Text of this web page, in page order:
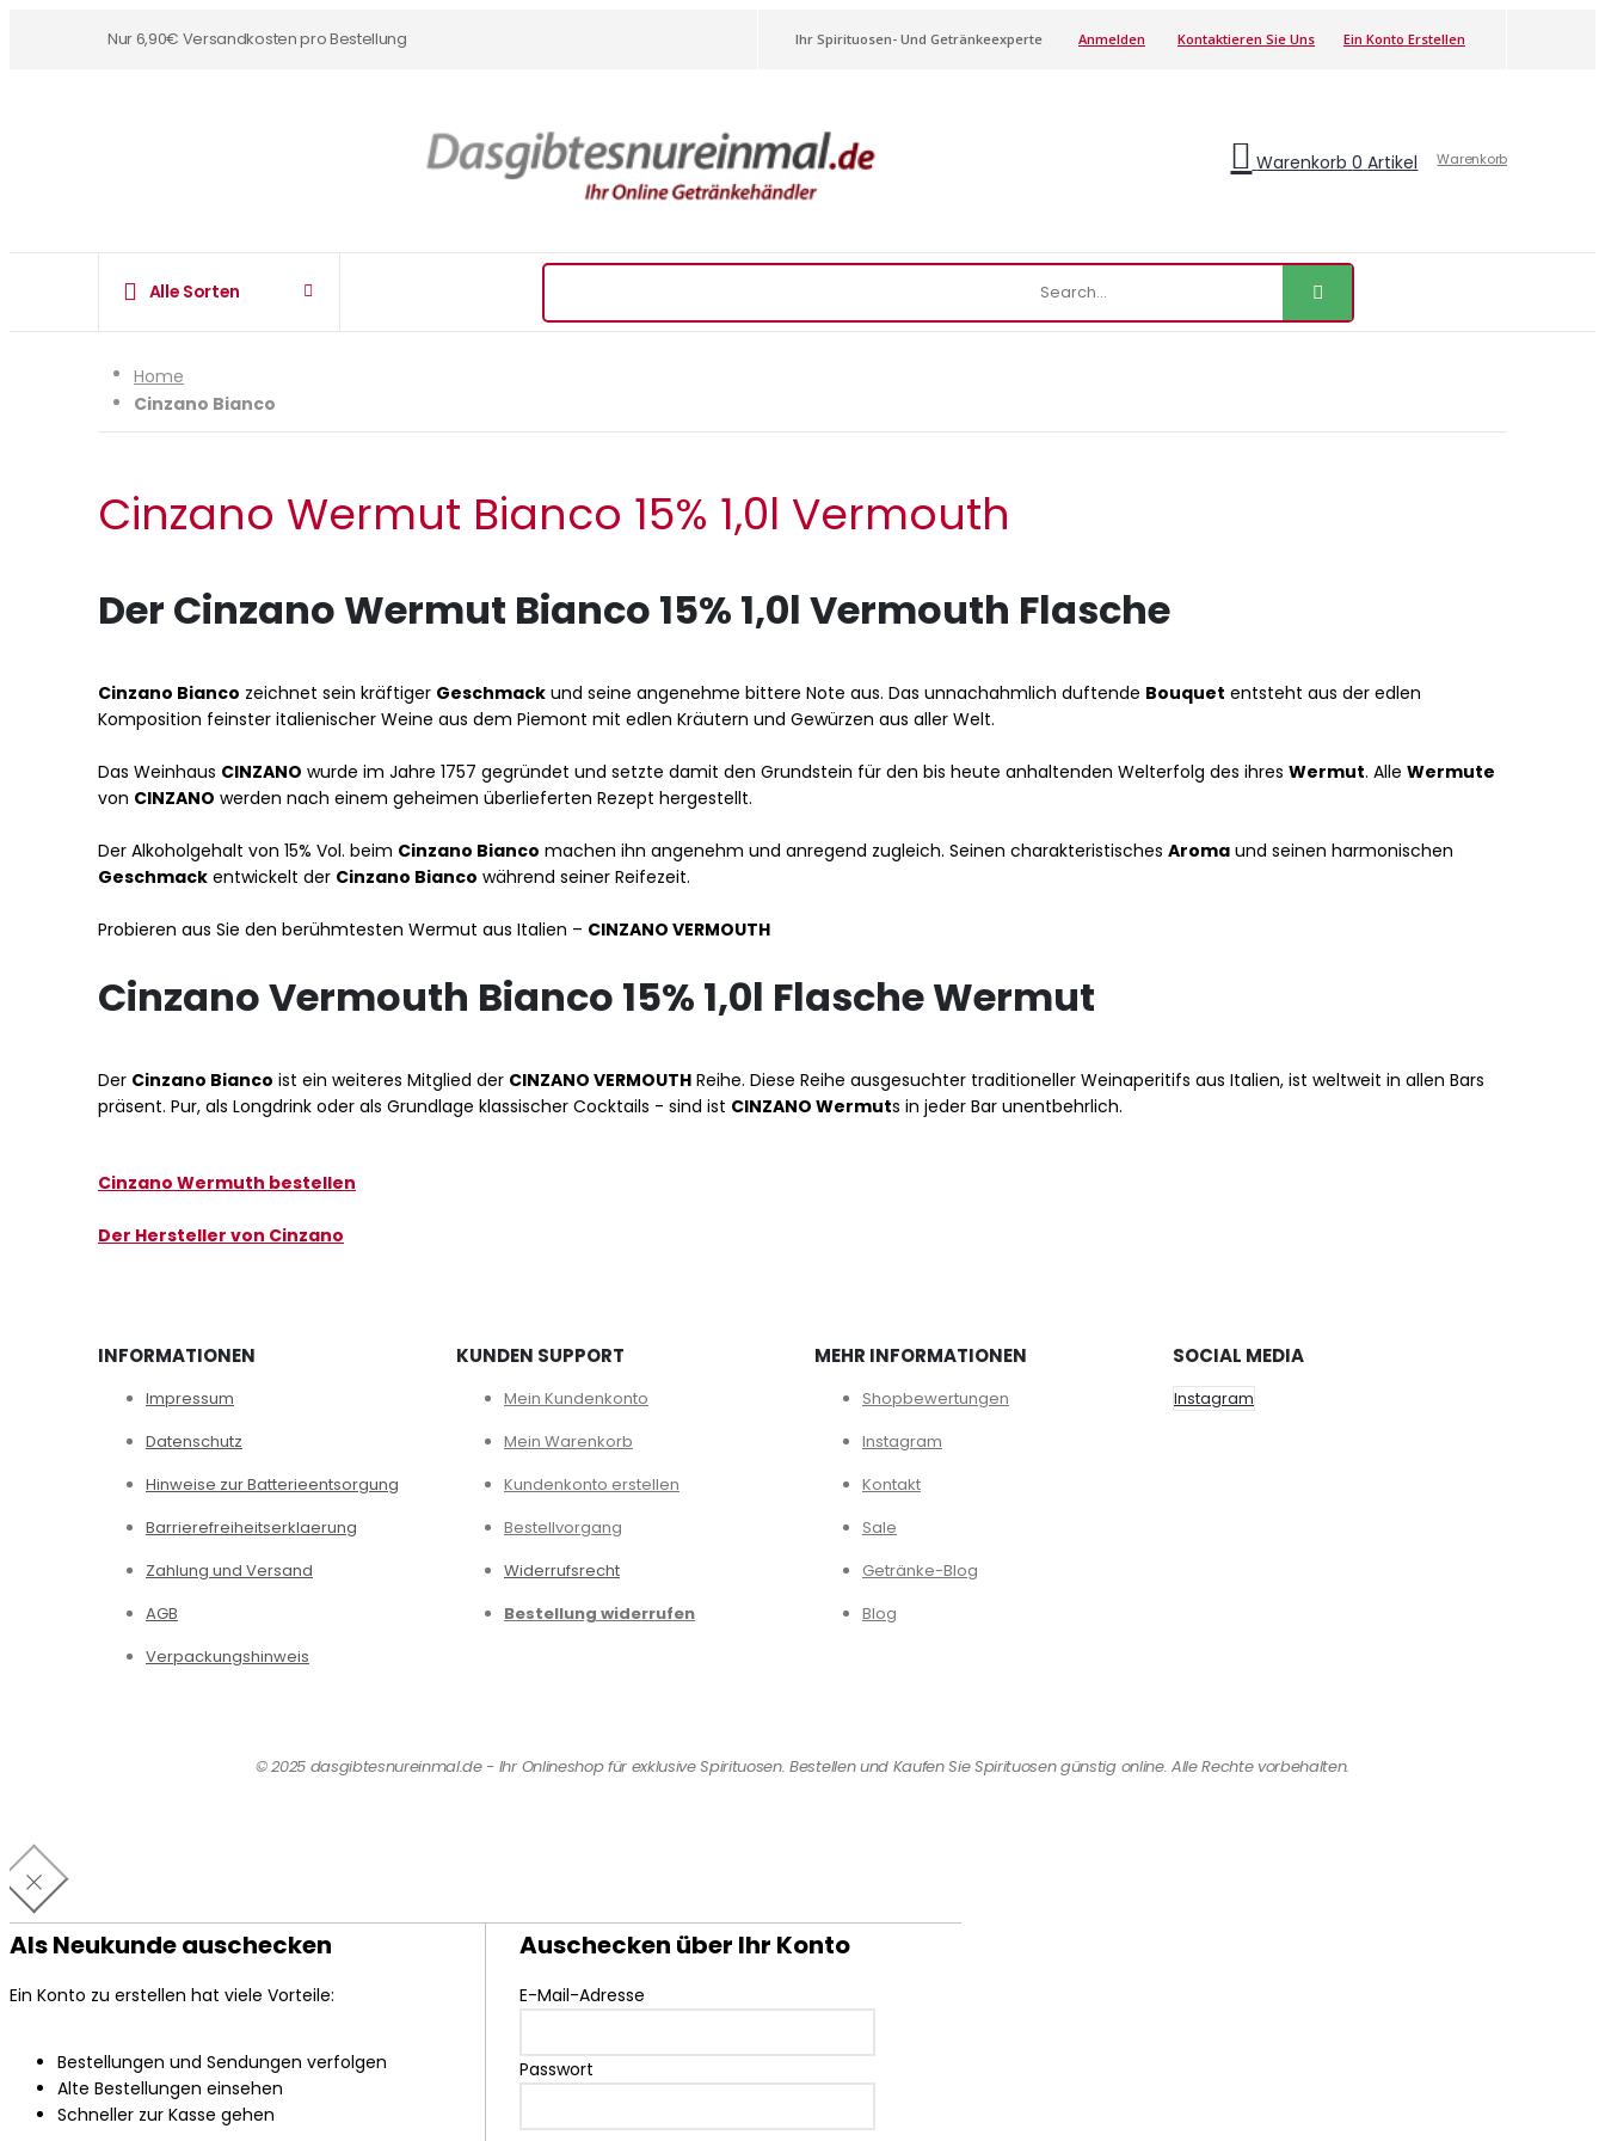
Nur 6,90€ Versandkosten pro Bestellung Ihr Spirituosen- Und Getränkeexperte Anmelden Kontaktieren Sie Uns Ein Konto Erstellen
Warenkorb 0 Artikel Warenkorb
Alle Sorten
Home
Cinzano Bianco
Cinzano Wermut Bianco 15% 1,0l Vermouth
Der Cinzano Wermut Bianco 15% 1,0l Vermouth Flasche
Cinzano Bianco zeichnet sein kräftiger Geschmack und seine angenehme bittere Note aus. Das unnachahmlich duftende Bouquet entsteht aus der edlen
Komposition feinster italienischer Weine aus dem Piemont mit edlen Kräutern und Gewürzen aus aller Welt.
Das Weinhaus CINZANO wurde im Jahre 1757 gegründet und setzte damit den Grundstein für den bis heute anhaltenden Welterfolg des ihres Wermut. Alle Wermute
von CINZANO werden nach einem geheimen überlieferten Rezept hergestellt.
Der Alkoholgehalt von 15% Vol. beim Cinzano Bianco machen ihn angenehm und anregend zugleich. Seinen charakteristisches Aroma und seinen harmonischen
Geschmack entwickelt der Cinzano Bianco während seiner Reifezeit.
Probieren aus Sie den berühmtesten Wermut aus Italien – CINZANO VERMOUTH
Cinzano Vermouth Bianco 15% 1,0l Flasche Wermut
Der Cinzano Bianco ist ein weiteres Mitglied der CINZANO VERMOUTH Reihe. Diese Reihe ausgesuchter traditioneller Weinaperitifs aus Italien, ist weltweit in allen Bars
präsent. Pur, als Longdrink oder als Grundlage klassischer Cocktails - sind ist CINZANO Wermuts in jeder Bar unentbehrlich.
Cinzano Wermuth bestellen
Der Hersteller von Cinzano
INFORMATIONEN
Impressum
Datenschutz
Hinweise zur Batterieentsorgung
Barrierefreiheitserklaerung
Zahlung und Versand
AGB
Verpackungshinweis
KUNDEN SUPPORT
Mein Kundenkonto
Mein Warenkorb
Kundenkonto erstellen
Bestellvorgang
Widerrufsrecht
Bestellung widerrufen
MEHR INFORMATIONEN
Shopbewertungen
Instagram
Kontakt
Sale
Getränke-Blog
Blog
SOCIAL MEDIA
Instagram
© 2025 dasgibtesnureinmal.de - Ihr Onlineshop für exklusive Spirituosen. Bestellen und Kaufen Sie Spirituosen günstig online. Alle Rechte vorbehalten.
Als Neukunde auschecken
Ein Konto zu erstellen hat viele Vorteile:
Bestellungen und Sendungen verfolgen
Alte Bestellungen einsehen
Schneller zur Kasse gehen
Auschecken über Ihr Konto
E-Mail-Adresse
Passwort